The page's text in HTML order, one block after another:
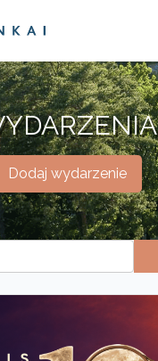
Dodaj wydarzenie